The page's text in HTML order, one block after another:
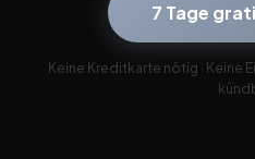
7 Tage
Keine Kreditkarte nötig · Keine